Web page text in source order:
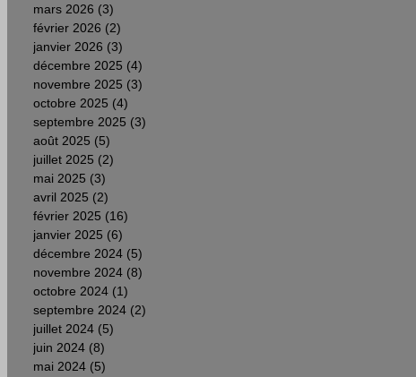
mars 2026 (3)
février 2026 (2)
janvier 2026 (3)
décembre 2025 (4)
novembre 2025 (3)
octobre 2025 (4)
septembre 2025 (3)
août 2025 (5)
juillet 2025 (2)
mai 2025 (3)
avril 2025 (2)
février 2025 (16)
janvier 2025 (6)
décembre 2024 (5)
novembre 2024 (8)
octobre 2024 (1)
septembre 2024 (2)
juillet 2024 (5)
juin 2024 (8)
mai 2024 (5)